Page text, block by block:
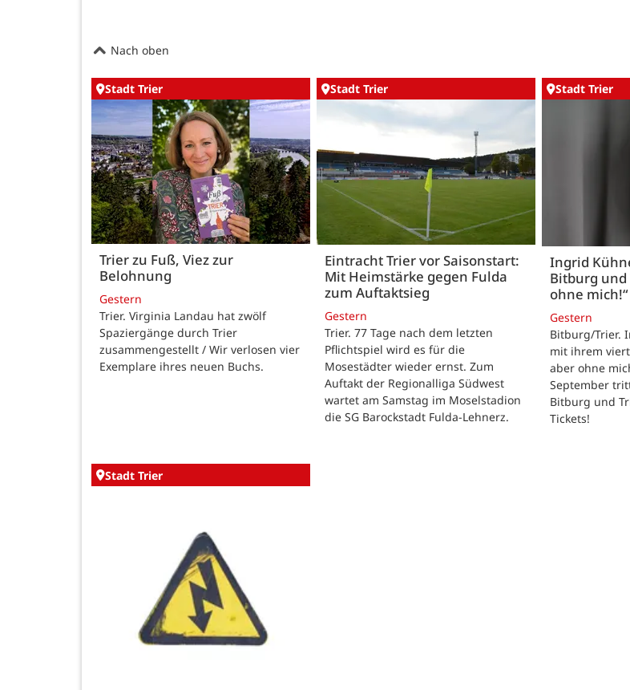
Nach oben
Stadt Trier
Trier zu Fuß, Viez zur
Belohnung
Gestern
Trier. Virginia Landau hat zwölf
Spaziergänge durch Trier
zusammengestellt / Wir verlosen vier
Exemplare ihres neuen Buchs.
Stadt Trier
Eintracht Trier vor Saisonstart:
Mit Heimstärke gegen Fulda
zum Auftaktsieg
Gestern
Trier. 77 Tage nach dem letzten
Pflichtspiel wird es für die
Mosestädter wieder ernst. Zum
Auftakt der Regionalliga Südwest
wartet am Samstag im Moselstadion
die SG Barockstadt Fulda-Lehnerz.
Stadt Trier
Ingrid
Bitburg und
ohne mich!“
Gestern
Bitburg/Trier.
mit ihrem
aber ohne
September
Bitburg und
Tickets!
Stadt Trier